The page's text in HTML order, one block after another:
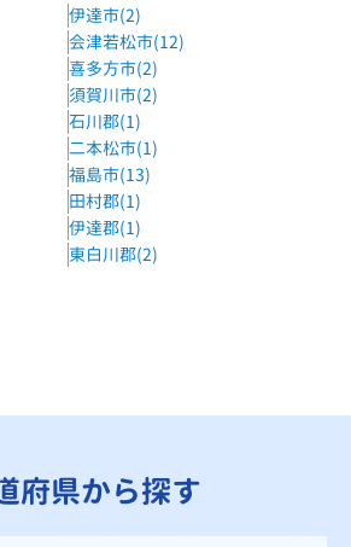
伊達市(2)
会津若松市(12)
喜多方市(2)
須賀川市(2)
石川郡(1)
二本松市(1)
福島市(13)
田村郡(1)
伊達郡(1)
東白川郡(2)
府県から探す